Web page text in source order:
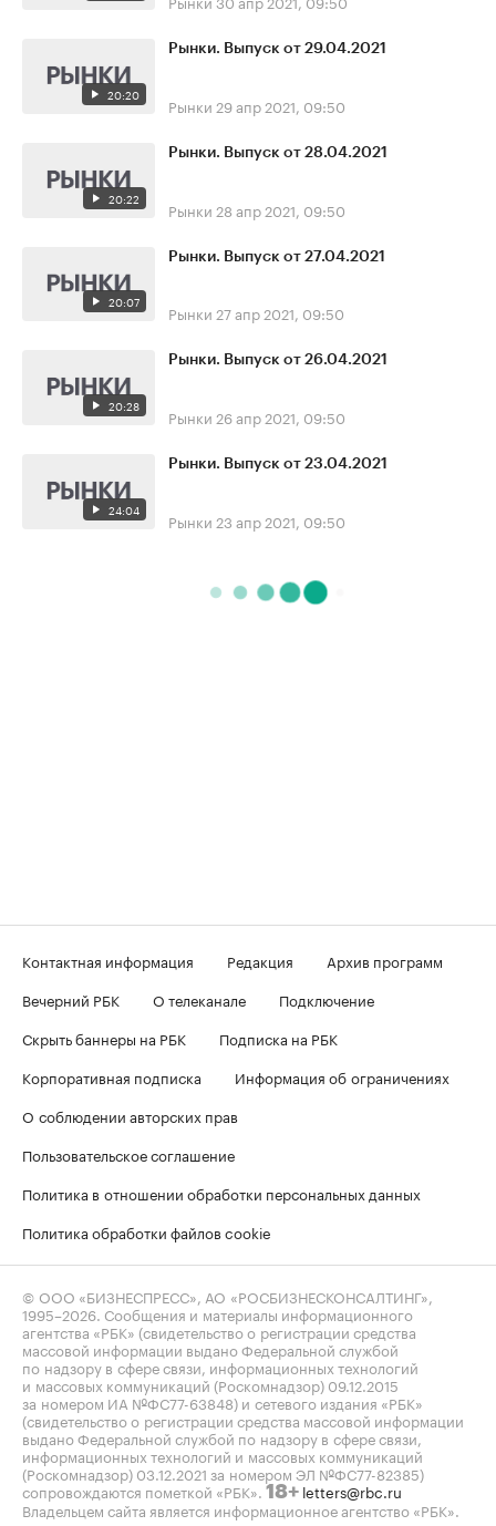
20:20
Рынки. Выпуск от 29.04.2021
Рынки 29 апр 2021, 09:50
20:22
Рынки. Выпуск от 28.04.2021
Рынки 28 апр 2021, 09:50
20:07
Рынки. Выпуск от 27.04.2021
Рынки 27 апр 2021, 09:50
20:28
Рынки. Выпуск от 26.04.2021
Рынки 26 апр 2021, 09:50
24:04
Рынки. Выпуск от 23.04.2021
Рынки 23 апр 2021, 09:50
Контактная информация Редакция
Архив программ
Вечерний РБК
О телеканале
Подключение
Скрыть баннеры на РБК
Подписка на РБК
Корпоративная подписка
Информация об ограничениях
О соблюдении авторских прав
Пользовательское соглашение
Политика в отношении обработки персональных данных
Политика обработки файлов cookie
© ООО «БИЗНЕСПРЕСС», АО «РОСБИЗНЕСКОНСАЛТИНГ»,
1995–2026 . Сообщения и материалы информационного
агентства «РБК» (свидетельство о регистрации средства
массовой информации выдано Федеральной службой
по надзору в сфере связи, информационных технологий
и массовых коммуникаций (Роскомнадзор) 09.12.2015
за номером ИА №ФС77-63848) и сетевого издания «РБК»
(свидетельство о регистрации средства массовой информации
выдано Федеральной службой по надзору в сфере связи,
информационных технологий и массовых коммуникаций
(Роскомнадзор) 03.12.2021 за номером ЭЛ №ФС77-82385)
сопровождаются пометкой «РБК». 18+ letters@rbc.ru
Владельцем сайта является информационное агентство «РБК».